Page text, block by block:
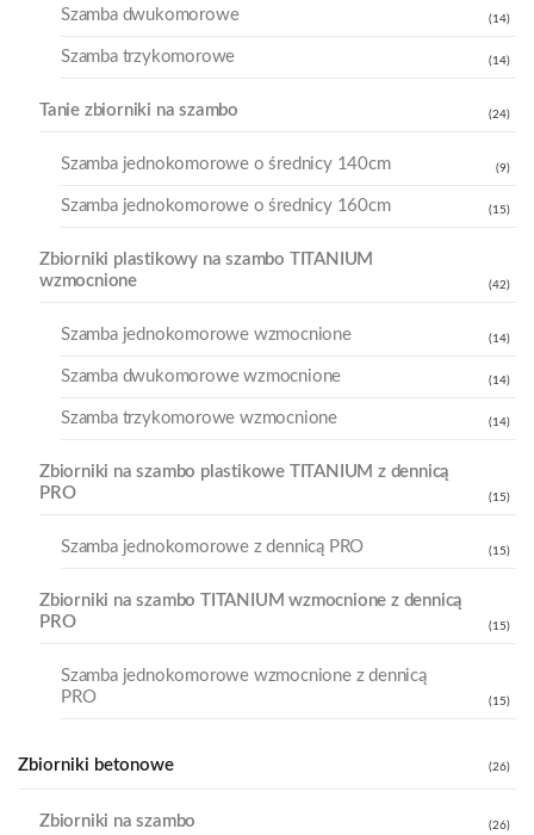
Szamba dwukomorowe (14)
Szamba trzykomorowe (14)
Tanie zbiorniki na szambo (24)
Szamba jednokomorowe o średnicy 140cm (9)
Szamba jednokomorowe o średnicy 160cm (15)
Zbiorniki plastikowy na szambo TITANIUM
wzmocnione
(42)
Szamba jednokomorowe wzmocnione (14)
Szamba dwukomorowe wzmocnione (14)
Szamba trzykomorowe wzmocnione (14)
Zbiorniki na szambo plastikowe TITANIUM z dennicą
PRO
(15)
Szamba jednokomorowe z dennicą PRO (15)
Zbiorniki na szambo TITANIUM wzmocnione z dennicą
PRO
(15)
Szamba jednokomorowe wzmocnione z dennicą
PRO
(15)
Zbiorniki betonowe (26)
Zbiorniki na szambo (26)